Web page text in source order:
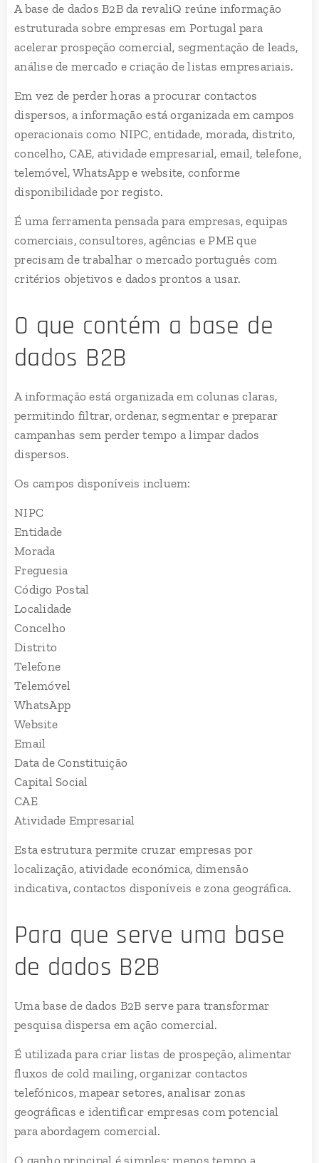
A base de dados B2B da revaliQ reúne informação
estruturada sobre empresas em Portugal para
acelerar prospeção comercial, segmentação de leads,
análise de mercado e criação de listas empresariais.
Em vez de perder horas a procurar contactos
dispersos, a informação está organizada em campos
operacionais como NIPC, entidade, morada, distrito,
concelho, CAE, atividade empresarial, email, telefone,
telemóvel, WhatsApp e website, conforme
disponibilidade por registo.
É uma ferramenta pensada para empresas, equipas
comerciais, consultores, agências e PME que
precisam de trabalhar o mercado português com
critérios objetivos e dados prontos a usar.
O que contém a base de
dados B2B
A informação está organizada em colunas claras,
permitindo filtrar, ordenar, segmentar e preparar
campanhas sem perder tempo a limpar dados
dispersos.
Os campos disponíveis incluem:
NIPC
Entidade
Morada
Freguesia
Código Postal
Localidade
Concelho
Distrito
Telefone
Telemóvel
WhatsApp
Website
Email
Data de Constituição
Capital Social
CAE
Atividade Empresarial
Esta estrutura permite cruzar empresas por
localização, atividade económica, dimensão
indicativa, contactos disponíveis e zona geográfica.
Para que serve uma base
de dados B2B
Uma base de dados B2B serve para transformar
pesquisa dispersa em ação comercial.
É utilizada para criar listas de prospeção, alimentar
fluxos de cold mailing, organizar contactos
telefónicos, mapear setores, analisar zonas
geográficas e identificar empresas com potencial
para abordagem comercial.
O ganho principal é simples: menos tempo a